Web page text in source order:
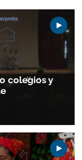
colegios y